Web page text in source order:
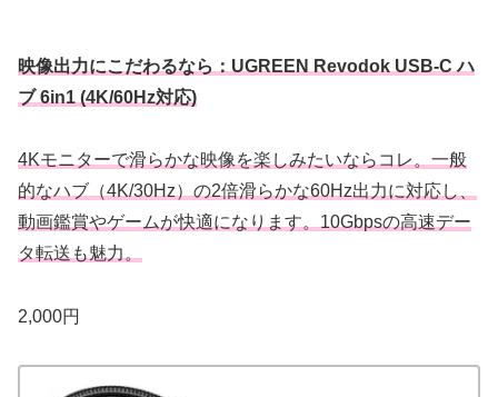
映像出力にこだわるなら：UGREEN Revodok USB-C ハ
ブ 6in1 (4K/60Hz対応)
4Kモニターで滑らかな映像を楽しみたいならコレ。一般
的なハブ（4K/30Hz）の2倍滑らかな60Hz出力に対応し、
動画鑑賞やゲームが快適になります。10Gbpsの高速デー
タ転送も魅力。
2,000円